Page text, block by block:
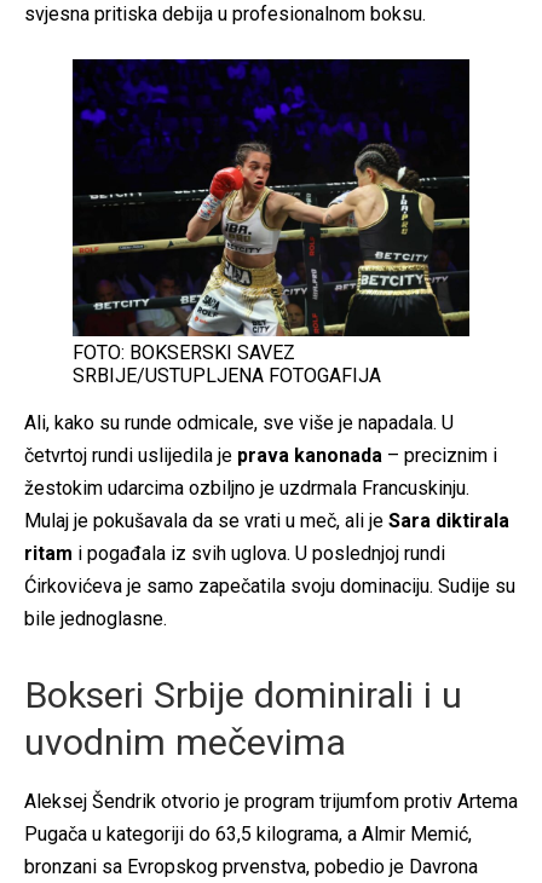
svjesna pritiska debija u profesionalnom boksu.
FOTO: BOKSERSKI SAVEZ
SRBIJE/USTUPLJENA FOTOGAFIJA
Ali, kako su runde odmicale, sve više je napadala. U
četvrtoj rundi uslijedila je prava kanonada – preciznim i
žestokim udarcima ozbiljno je uzdrmala Francuskinju.
Mulaj je pokušavala da se vrati u meč, ali je Sara diktirala
ritam i pogađala iz svih uglova. U poslednjoj rundi
Ćirkovićeva je samo zapečatila svoju dominaciju. Sudije su
bile jednoglasne.
Bokseri Srbije dominirali i u
uvodnim mečevima
Aleksej Šendrik otvorio je program trijumfom protiv Artema
Pugača u kategoriji do 63,5 kilograma, a Almir Memić,
bronzani sa Evropskog prvenstva, pobedio je Davrona